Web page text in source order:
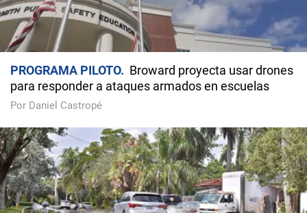
PROGRAMA PILOTO
Broward proyecta usar drones
para responder a ataques armados en escuelas
Por Daniel Castropé